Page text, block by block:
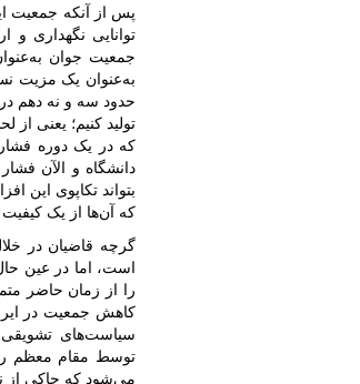
پس از آنکه جمعیت
توانایی نگهداری
جمعیت جوان
به‌عنوان یک مزیت
حدود سه و نه دهم
تولید کنیم؛ یعنی از
که در یک دوره‌
دانشگاه و الآن
بتواند تکاپوی
که آن‌ها از یک کیفیت
گرچه قاضیان در
است، اما در عین
را از زمان حاضر
کاهش جمعیت در
سیاست‌های تشویقی
توسط مقام معظم
می‌شود که حاکی از